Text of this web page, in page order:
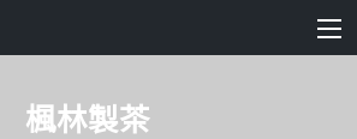
楓林製茶